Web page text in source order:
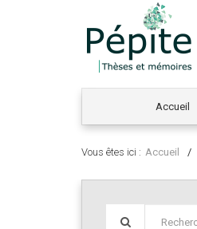
Accueil
Vous êtes ici : Accueil